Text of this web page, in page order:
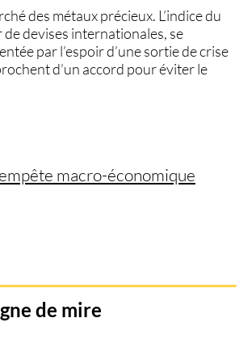
des métaux précieux. L’indice du
devises internationales, se
par l’espoir d’une sortie de crise
d’un accord pour éviter le
macro-économique
de mire